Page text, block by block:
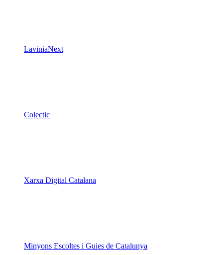
LaviniaNext
Colectic
Xarxa Digital Catalana
Minyons Escoltes i Guies de Catalunya